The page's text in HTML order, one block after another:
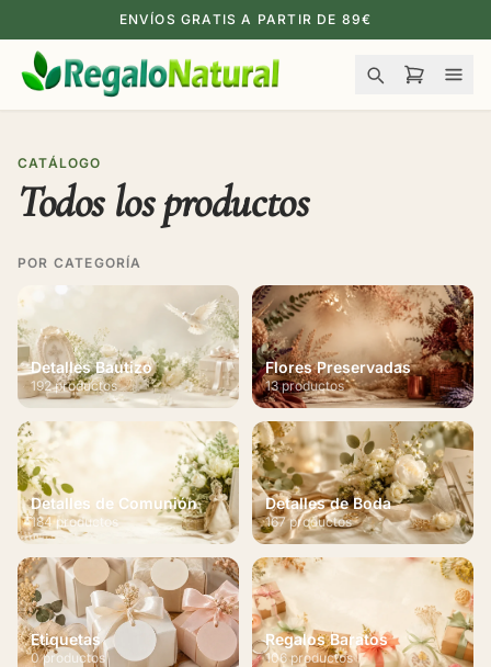
ENVÍOS GRATIS A PARTIR DE 89€
CATÁLOGO
Todos los productos
POR CATEGORÍA
Detalles Bautizo
192 productos
Flores Preservadas
13 productos
Detalles de Comunión
184 productos
Detalles de Boda
167 productos
Etiquetas
0 productos
Regalos Baratos
106 productos